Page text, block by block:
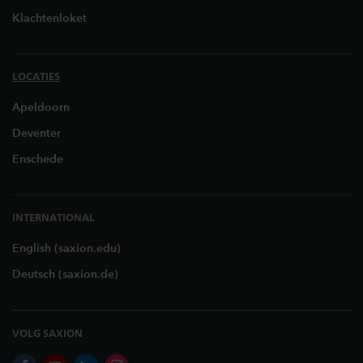
Klachtenloket
LOCATIES
Apeldoorn
Deventer
Enschede
INTERNATIONAL
English (saxion.edu)
Deutsch (saxion.de)
VOLG SAXION